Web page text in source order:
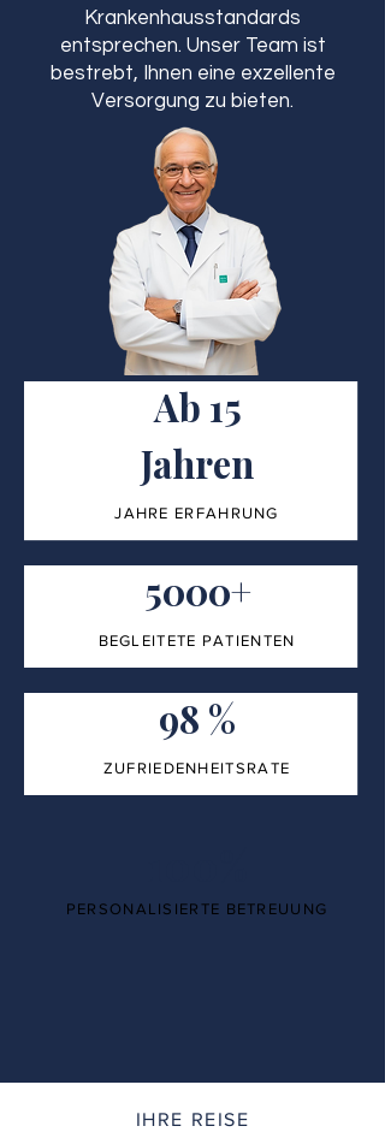
Krankenhausstandards
entsprechen. Unser Team ist
bestrebt, Ihnen eine exzellente
Versorgung zu bieten.
Ab 15
Jahren
JAHRE ERFAHRUNG
5000+
BEGLEITETE PATIENTEN
98 %
ZUFRIEDENHEITSRATE
PERSONALISIERTE BETREUUNG
IHRE REISE